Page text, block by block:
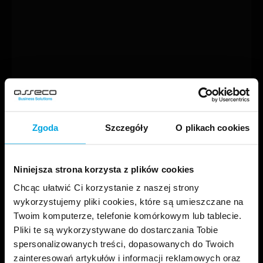
Zgoda Szczegóły O plikach cookies
Niniejsza strona korzysta z plików cookies
Chcąc ułatwić Ci korzystanie z naszej strony
wykorzystujemy pliki cookies, które są umieszczane na
Twoim komputerze, telefonie komórkowym lub tablecie.
Pliki te są wykorzystywane do dostarczania Tobie
spersonalizowanych treści, dopasowanych do Twoich
zainteresowań artykułów i informacji reklamowych oraz